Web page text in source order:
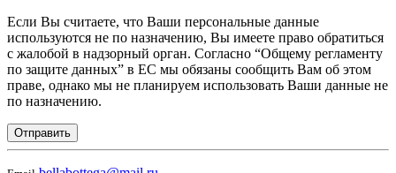
Если Вы считаете, что Ваши персональные данные
используются не по назначению, Вы имеете право обратиться
с жалобой в надзорный орган. Согласно “Общему регламенту
по защите данных” в ЕС мы обязаны сообщить Вам об этом
праве, однако мы не планируем использовать Ваши данные не
по назначению.
Отправить